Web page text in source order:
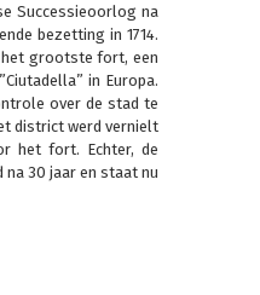
Successieoorlog na
bezetting in 1714.
het grootste fort, een
in Europa.
over de stad te
district werd vernielt
het fort. Echter, de
na 30 jaar en staat nu